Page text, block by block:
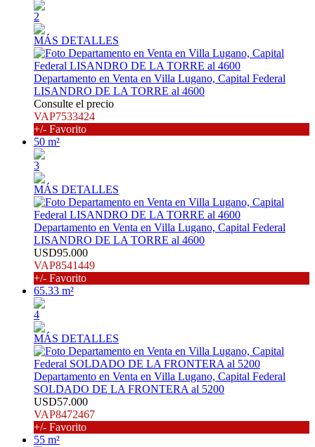
2
MÁS DETALLES
Departamento en Venta en Villa Lugano, Capital Federal
LISANDRO DE LA TORRE al 4600
Consulte el precio
VAP7533424
+/- Favorito
50 m²
3
MÁS DETALLES
Departamento en Venta en Villa Lugano, Capital Federal
LISANDRO DE LA TORRE al 4600
USD95.000
VAP8541449
+/- Favorito
65.33 m²
4
MÁS DETALLES
Departamento en Venta en Villa Lugano, Capital Federal
SOLDADO DE LA FRONTERA al 5200
USD57.000
VAP8472467
+/- Favorito
55 m²